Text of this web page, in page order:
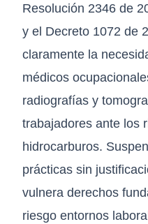
Resolución 2346 de
y el Decreto 1072 de
claramente la
médicos
radiografías y
trabajadores ante los
hidrocarburos.
prácticas sin
vulnera derechos
riesgo entornos